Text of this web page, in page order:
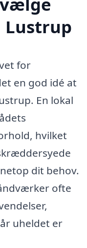
Lustrup
for
en god idé at
En lokal
hvilket
dit behov.
ofte
uheldet er